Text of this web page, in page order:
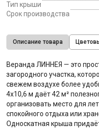
Тип крыши
Срок производства
Описание товара
Веранда ЛИННЕЯ — это
загородного участка,
свежем воздухе более
4х10,6 м даёт 42 м²
организовать место для
спокойного отдыха или
Односкатная крыша